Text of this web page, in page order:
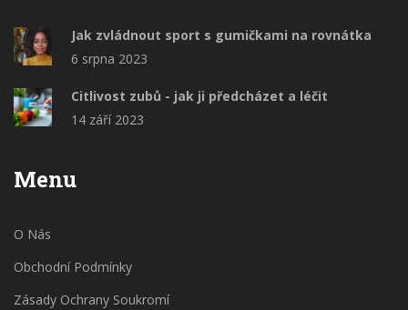
Jak zvládnout sport s gumičkami na rovnátka
6 srpna 2023
Citlivost zubů - jak ji předcházet a léčit
14 září 2023
Menu
O Nás
Obchodní Podmínky
Zásady Ochrany Soukromí